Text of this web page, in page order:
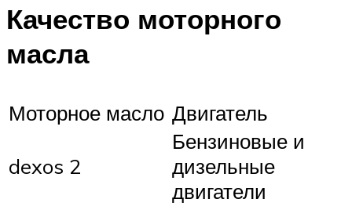
Качество моторного
масла
Моторное масло Двигатель
dexos 2
Бензиновые и
дизельные
двигатели